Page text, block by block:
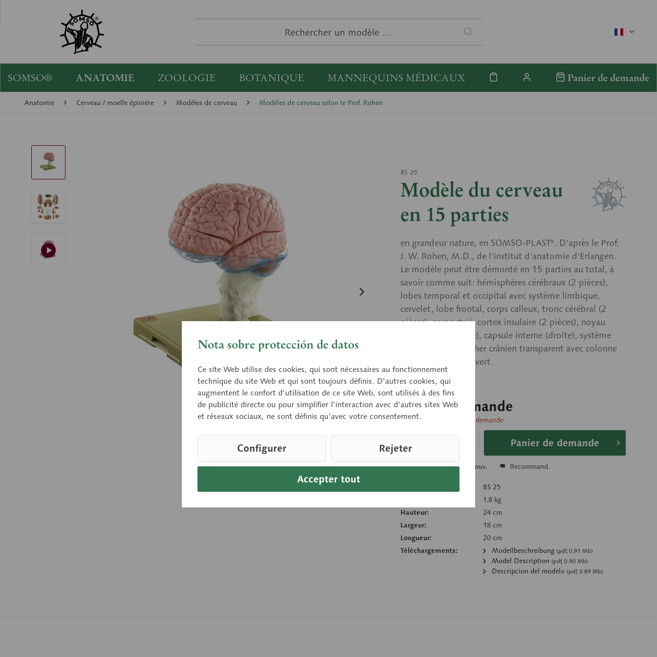
SOMSO® ANATOMIE ZOOLOGIE BOTANIQUE MANNEQUINS MÉDICAUX Panier de demande
Anatomie Cerveau / moelle épinière Modèles de cerveau Modèles de cerveau selon le Prof. Rohen
BS 25
Modèle du cerveau
en 15 parties
en grandeur nature, en SOMSO-PLAST®. D’après le Prof.
J. W. Rohen, M.D., de l'institut d'anatomie d'Erlangen.
Le modèle peut être démonté en 15 parties au total, à
savoir comme suit: hémisphères cérébraux (2 pièces),
lobes temporal et occipital avec système limbique,
cervelet, lobe frontal, corps calleux, tronc cérébral (2
pièces), corps strié, cortex insulaire (2 pièces), noyau
lenticulaire (gauche), capsule interne (droite), système
ventriculaire, plancher crânien transparent avec colonne
cervicale. Sur socle vert.
Prix sur demande
Délai de livraison sur demande
Panier de demande
Comparer Se souv. Recommand.
BS 25
1.8 kg
Hauteur:
24 cm
Largeur:
18 cm
Longueur:
20 cm
Téléchargements:
Modellbeschreibung (pdf, 0.91 Mb)
Model Description (pdf, 0.90 Mb)
Descripcion del modelo (pdf, 0.89 Mb)
Nota sobre protección de datos
Ce site Web utilise des cookies, qui sont nécessaires au fonctionnement
technique du site Web et qui sont toujours définis. D’autres cookies, qui
augmentent le confort d’utilisation de ce site Web, sont utilisés à des fins
de publicité directe ou pour simplifier l’interaction avec d’autres sites Web
et réseaux sociaux, ne sont définis qu’avec votre consentement.
Accepter tout
Configurer Rejeter